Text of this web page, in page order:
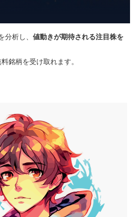
析し、 値動きが期待される注目株を
銘柄を受け取れます。